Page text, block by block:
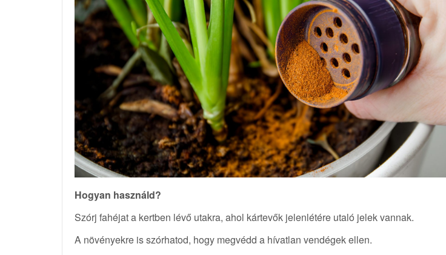
Hogyan használd?
Szórj fahéjat a kertben lévő utakra, ahol kártevők jelenlétére utaló jelek vannak.
A növényekre is szórhatod, hogy megvédd a hívatlan vendégek ellen.